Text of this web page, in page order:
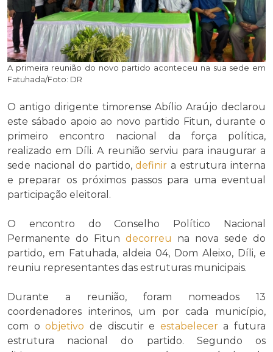
A primeira reunião do novo partido aconteceu na sua sede em
Fatuhada/Foto: DR
O antigo dirigente timorense Abílio Araújo declarou
este sábado apoio ao novo partido Fitun, durante o
primeiro encontro nacional da força política,
realizado em Díli. A reunião serviu para inaugurar a
sede nacional do partido,definir a estrutura interna
e preparar os próximos passos para uma eventual
participação eleitoral.
O encontro do Conselho Político Nacional
Permanente do Fitun decorreu
na nova sede do
partido, em Fatuhada, aldeia 04, Dom Aleixo, Díli, e
reuniu representantes das estruturas municipais.
Durante a reunião, foram nomeados 13
coordenadores interinos, um por cada município,
com oobjetivo de discutir e estabelecera futura
estrutura nacional do partido. Segundo os